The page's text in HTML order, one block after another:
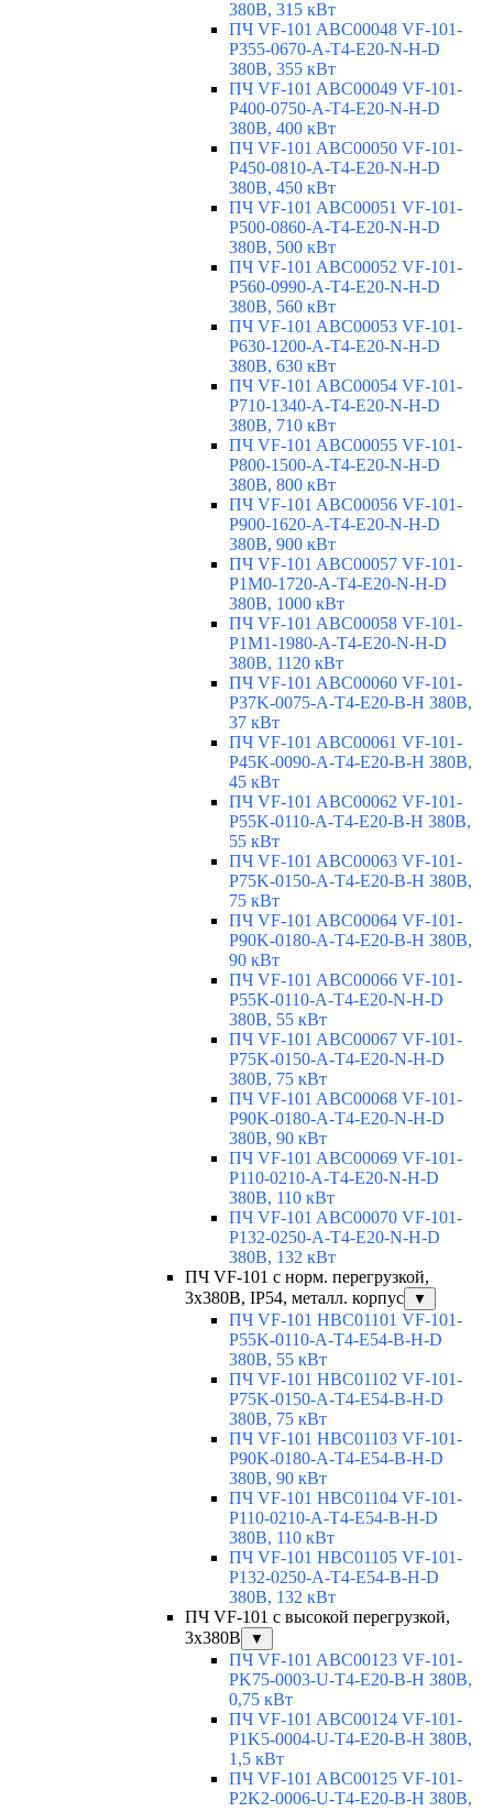
380В, 315 кВт
ПЧ VF-101 ABC00048 VF-101-
P355-0670-A-T4-E20-N-H-D
380В, 355 кВт
ПЧ VF-101 ABC00049 VF-101-
P400-0750-A-T4-E20-N-H-D
380В, 400 кВт
ПЧ VF-101 ABC00050 VF-101-
P450-0810-A-T4-E20-N-H-D
380В, 450 кВт
ПЧ VF-101 ABC00051 VF-101-
P500-0860-A-T4-E20-N-H-D
380В, 500 кВт
ПЧ VF-101 ABC00052 VF-101-
P560-0990-A-T4-E20-N-H-D
380В, 560 кВт
ПЧ VF-101 ABC00053 VF-101-
P630-1200-A-T4-E20-N-H-D
380В, 630 кВт
ПЧ VF-101 ABC00054 VF-101-
P710-1340-A-T4-E20-N-H-D
380В, 710 кВт
ПЧ VF-101 ABC00055 VF-101-
P800-1500-A-T4-E20-N-H-D
380В, 800 кВт
ПЧ VF-101 ABC00056 VF-101-
P900-1620-A-T4-E20-N-H-D
380В, 900 кВт
ПЧ VF-101 ABC00057 VF-101-
P1M0-1720-A-T4-E20-N-H-D
380В, 1000 кВт
ПЧ VF-101 ABC00058 VF-101-
P1M1-1980-A-T4-E20-N-H-D
380В, 1120 кВт
ПЧ VF-101 ABC00060 VF-101-
P37K-0075-A-T4-E20-B-H 380В,
37 кВт
ПЧ VF-101 ABC00061 VF-101-
P45K-0090-A-T4-E20-B-H 380В,
45 кВт
ПЧ VF-101 ABC00062 VF-101-
P55K-0110-A-T4-E20-B-H 380В,
55 кВт
ПЧ VF-101 ABC00063 VF-101-
P75K-0150-A-T4-E20-B-H 380В,
75 кВт
ПЧ VF-101 ABC00064 VF-101-
P90K-0180-A-T4-E20-B-H 380В,
90 кВт
ПЧ VF-101 ABC00066 VF-101-
P55K-0110-A-T4-E20-N-H-D
380В, 55 кВт
ПЧ VF-101 ABC00067 VF-101-
P75K-0150-A-T4-E20-N-H-D
380В, 75 кВт
ПЧ VF-101 ABC00068 VF-101-
P90K-0180-A-T4-E20-N-H-D
380В, 90 кВт
ПЧ VF-101 ABC00069 VF-101-
P110-0210-A-T4-E20-N-H-D
380В, 110 кВт
ПЧ VF-101 ABC00070 VF-101-
P132-0250-A-T4-E20-N-H-D
380В, 132 кВт
ПЧ VF-101 с норм. перегрузкой,
3х380В, IP54, металл. корпус
▼
ПЧ VF-101 HBC01101 VF-101-
P55K-0110-A-T4-E54-B-H-D
380В, 55 кВт
ПЧ VF-101 HBC01102 VF-101-
P75K-0150-A-T4-E54-B-H-D
380В, 75 кВт
ПЧ VF-101 HBC01103 VF-101-
P90K-0180-A-T4-E54-B-H-D
380В, 90 кВт
ПЧ VF-101 HBC01104 VF-101-
P110-0210-A-T4-E54-B-H-D
380В, 110 кВт
ПЧ VF-101 HBC01105 VF-101-
P132-0250-A-T4-E54-B-H-D
380В, 132 кВт
ПЧ VF-101 с высокой перегрузкой,
3x380В
▼
ПЧ VF-101 ABC00123 VF-101-
PK75-0003-U-T4-E20-B-H 380В,
0,75 кВт
ПЧ VF-101 ABC00124 VF-101-
P1K5-0004-U-T4-E20-B-H 380В,
1,5 кВт
ПЧ VF-101 ABC00125 VF-101-
P2K2-0006-U-T4-E20-B-H 380В,